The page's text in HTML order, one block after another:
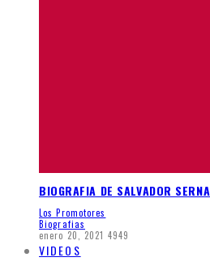
BIOGRAFIA DE SALVADOR
Los Promotores
Biografias
enero 20, 2021 4949
VIDEOS